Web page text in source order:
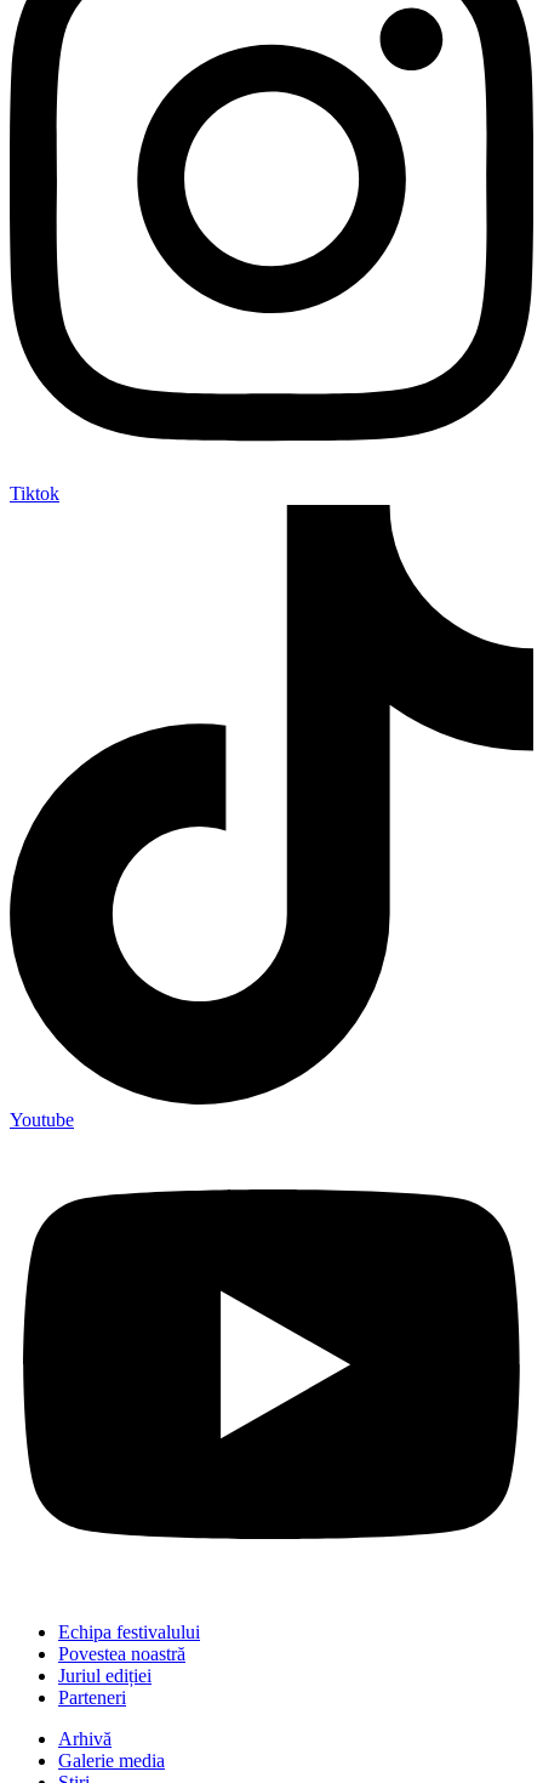
Tiktok
Youtube
Echipa festivalului
Povestea noastră
Juriul ediției
Parteneri
Arhivă
Galerie media